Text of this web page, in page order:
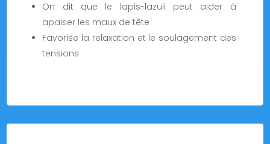
On dit que le lapis-lazuli peut aider à
apaiser les maux de tête
Favorise la relaxation et le soulagement des
tensions